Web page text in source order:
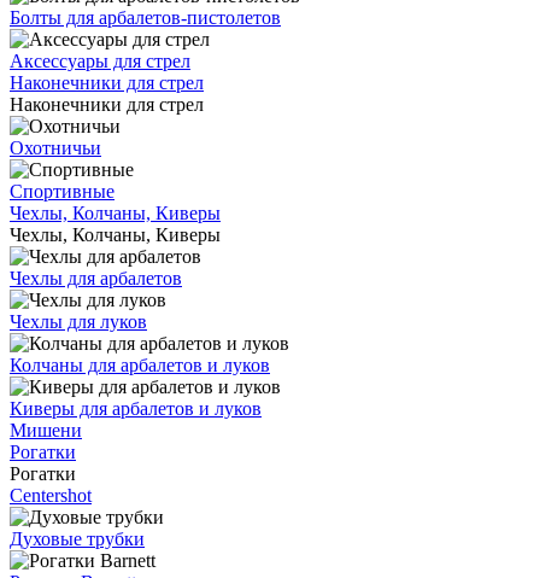
Болты для арбалетов-пистолетов
Аксессуары для стрел
Наконечники для стрел
Наконечники для стрел
Охотничьи
Спортивные
Чехлы, Колчаны, Киверы
Чехлы, Колчаны, Киверы
Чехлы для арбалетов
Чехлы для луков
Колчаны для арбалетов и луков
Киверы для арбалетов и луков
Мишени
Рогатки
Рогатки
Centershot
Духовые трубки